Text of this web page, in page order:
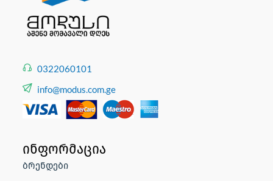
0322060101
info@modus.com.ge
ინფორმაცია
ბრენდები